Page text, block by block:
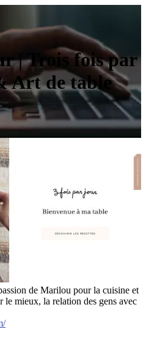
| Trois fois par
Art de table
de Marilou pour la cuisine et
le mieux, la relation des gens avec